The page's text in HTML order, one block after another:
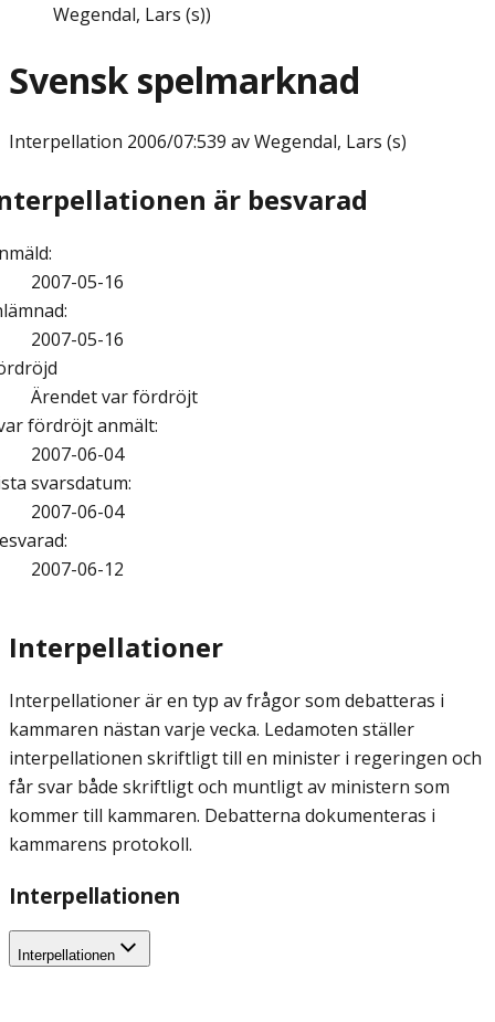
Wegendal, Lars (s))
Svensk spelmarknad
Interpellation 2006/07:539 av Wegendal, Lars (s)
är besvarad
:
2007-05-16
:
2007-05-16
Ärendet var fördröjt
fördröjt anmält:
2007-06-04
svarsdatum:
2007-06-04
:
2007-06-12
Interpellationer
Interpellationer är en typ av frågor som debatteras i
kammaren nästan varje vecka. Ledamoten ställer
interpellationen skriftligt till en minister i regeringen och
får svar både skriftligt och muntligt av ministern som
kommer till kammaren. Debatterna dokumenteras i
kammarens protokoll.
Interpellationen
Interpellationen